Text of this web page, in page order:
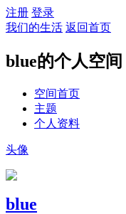
注册 登录
我们的生活 返回首页
blue的个人空间
空间首页
主题
个人资料
头像
blue